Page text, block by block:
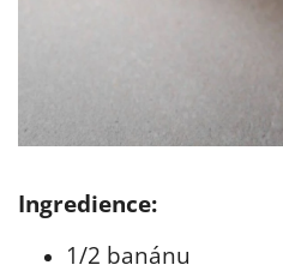
Ingredience:
1/2 banánu